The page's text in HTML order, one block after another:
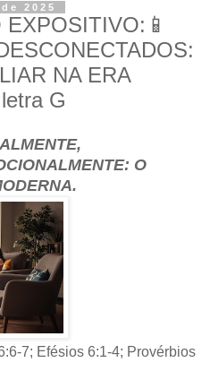
2025
NA ERA
G
O
7; Efésios 6:1-4; Provérbios